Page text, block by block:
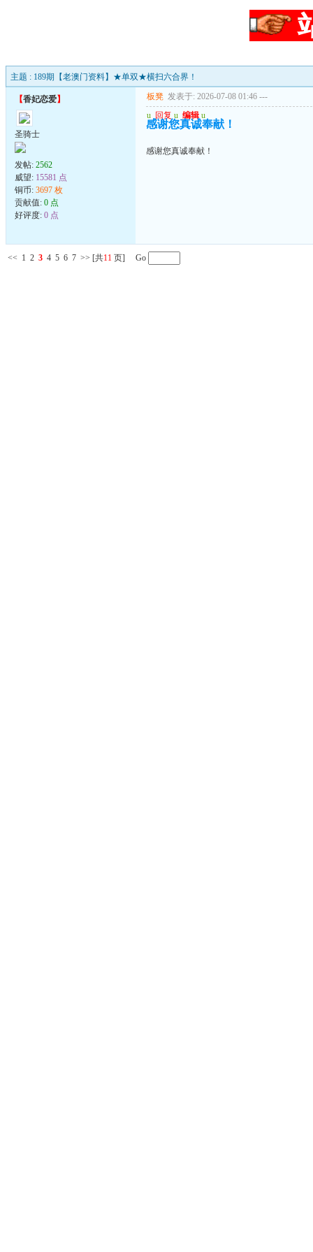
主题 : 189期【老澳门资料】★单双★横扫六合界！
【香妃恋爱】
圣骑士
发帖: 2562
威望: 15581 点
铜币: 3697 枚
贡献值: 0 点
好评度: 0 点
板凳 发表于: 2026-07-08 01:46 ---
u 回复 u 编辑 u
感谢您真诚奉献！
感谢您真诚奉献！
<< 1 2 3 4 5 6 7 >> [共11 页] Go